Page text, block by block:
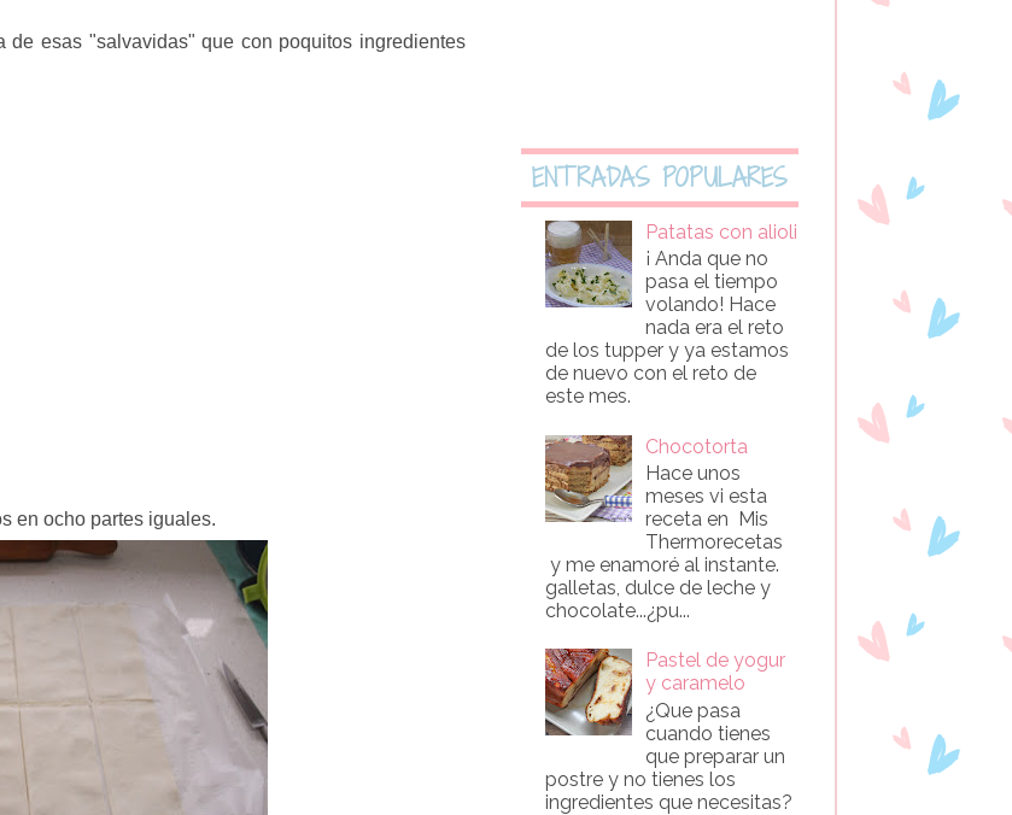
esas "salvavidas" que con poquitos ingredientes
en ocho partes iguales.
ENTRADAS POPULARES
Patatas con alioli
¡ Anda que no
pasa el tiempo
volando! Hace
nada era el reto
de los tupper y ya estamos
de nuevo con el reto de
este mes.
Chocotorta
Hace unos
meses vi esta
receta en Mis
Thermorecetas
y me enamoré al instante.
galletas, dulce de leche y
chocolate...¿pu...
Pastel de yogur
y caramelo
¿Que pasa
cuando tienes
que preparar un
postre y no tienes los
ingredientes que necesitas?